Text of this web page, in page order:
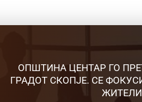
ОПШТИНА ЦЕНТАР ГО
ГРАДОТ СКОПЈЕ. СЕ